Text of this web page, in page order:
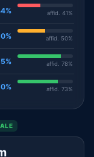
affid. 41%
affid. 50%
affid. 78%
affid. 73%